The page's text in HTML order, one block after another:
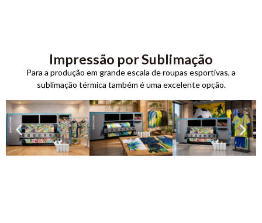
Impressão por Sublimação
Para a produção em grande escala de roupas esportivas, a
sublimação térmica também é uma excelente opção.